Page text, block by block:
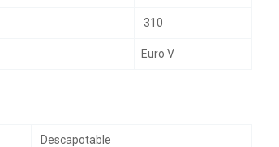
310
Euro V
Descapotable